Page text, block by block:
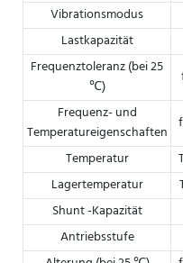
Vibrationsmodus
Lastkapazität
Frequenztoleranz (bei 25
℃)
Frequenz- und
Temperatureigenschaften
Temperatur
Lagertemperatur
Shunt -Kapazität
Antriebsstufe